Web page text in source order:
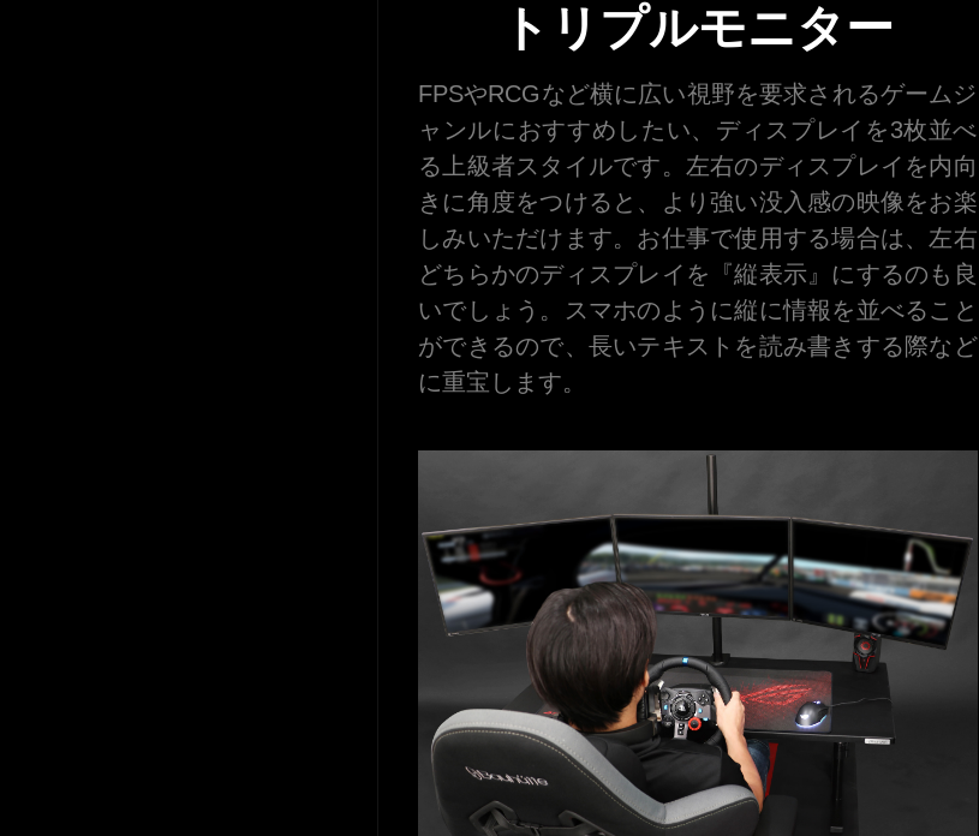
トリプルモニター
FPSやRCGなど横に広い視野を要求されるゲームジ
ャンルにおすすめしたい、ディスプレイを3枚並べ
る上級者スタイルです。左右のディスプレイを内向
きに角度をつけると、より強い没入感の映像をお楽
しみいただけます。お仕事で使用する場合は、左右
どちらかのディスプレイを『縦表示』にするのも良
いでしょう。スマホのように縦に情報を並べること
ができるので、長いテキストを読み書きする際など
に重宝します。